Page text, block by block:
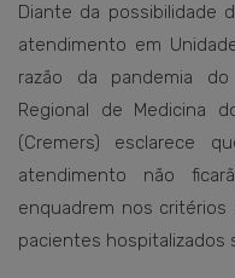
Diante da possibilidade
atendimento em
razão da pandemia
Regional de Medicina
(Cremers) esclarece
atendimento não
enquadrem nos critérios
pacientes hospitalizados